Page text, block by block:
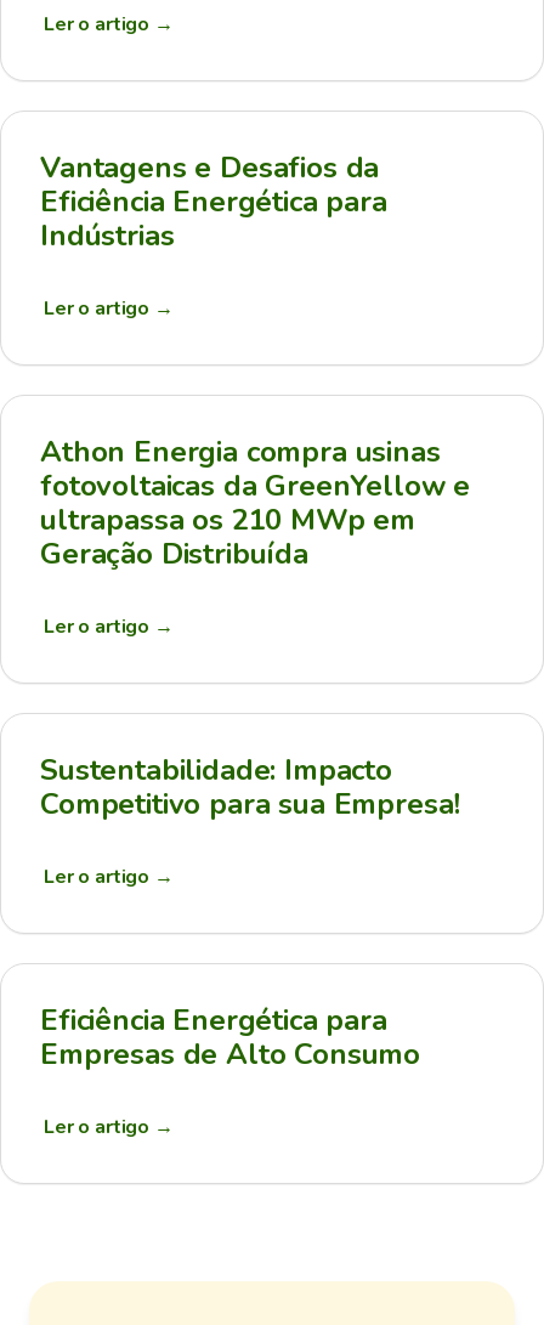
Ler o artigo →
Vantagens e Desafios da
Eficiência Energética para
Indústrias
Ler o artigo →
Athon Energia compra usinas
fotovoltaicas da GreenYellow e
ultrapassa os 210 MWp em
Geração Distribuída
Ler o artigo →
Sustentabilidade: Impacto
Competitivo para sua Empresa!
Ler o artigo →
Eficiência Energética para
Empresas de Alto Consumo
Ler o artigo →